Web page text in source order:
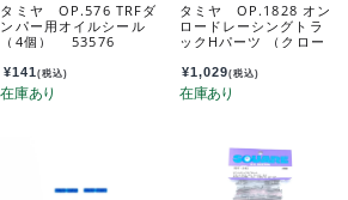
タミヤ OP.576 TRFダ
ンパー用オイルシール
（4個） 53576
¥141(税込)
タミヤ OP.1828 オン
ロードレーシングトラ
ックHパーツ （クロー
¥1,029(税込)